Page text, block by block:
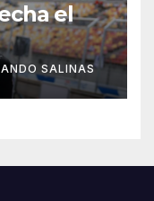
el
SALINAS